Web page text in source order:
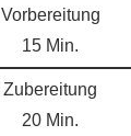
Vorbereitung
15 Min.
Zubereitung
20 Min.